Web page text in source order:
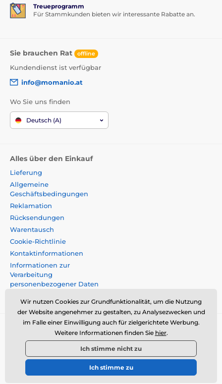
Treueprogramm
Für Stammkunden bieten wir interessante Rabatte an.
Sie brauchen Rat offline
Kundendienst ist verfügbar
info@momanio.at
Wo Sie uns finden
Deutsch (A)
Alles über den Einkauf
Lieferung
Allgemeine
Geschäftsbedingungen
Reklamation
Rücksendungen
Warentausch
Cookie-Richtlinie
Kontaktinformationen
Informationen zur
Verarbeitung
personenbezogener Daten
Momanio s.r.o., Okružní 361/14, 74718, Píšt',
Tschechische Republik, VAT: CZ09604707,
info@momanio.at
© 2026 www.momanio.at ⦁ Sie hat einen E-Shop erstellt
Wir nutzen Cookies zur Grundfunktionalität, um die Nutzung
der Website angenehmer zu gestalten, zu Analysezwecken und
im Falle einer Einwilligung auch für zielgerichtete Werbung.
Weitere Informationen finden Sie hier.
Ich stimme nicht zu
Ich stimme zu